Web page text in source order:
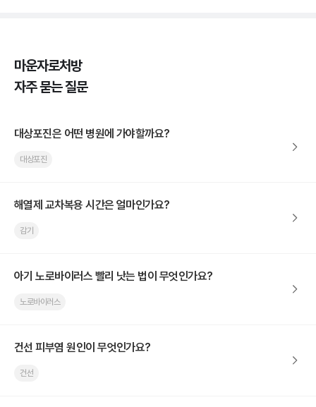
마운자로처방
자주 묻는 질문
대상포진은 어떤 병원에 가야할까요?
대상포진
해열제 교차복용 시간은 얼마인가요?
감기
아기 노로바이러스 빨리 낫는 법이 무엇인가요?
노로바이러스
건선 피부염 원인이 무엇인가요?
건선